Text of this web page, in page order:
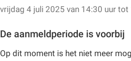
vrijdag 4 juli 2025 van 14:30 uur tot
De aanmeldperiode is voorbij
Op dit moment is het niet meer